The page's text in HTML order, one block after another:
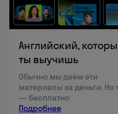
Английский,
ты выучишь
Обычно мы даём эти
материалы за деньги. Но
— бесплатно
Подробнее